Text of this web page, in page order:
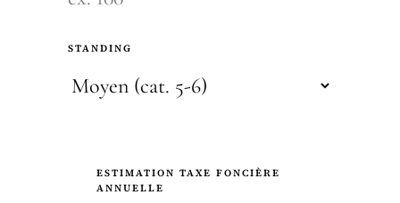
STANDING
ESTIMATION TAXE FONCIÈRE
ANNUELLE